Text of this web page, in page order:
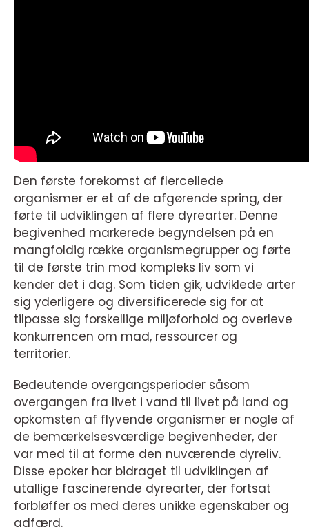
Den første forekomst af flercellede
organismer er et af de afgørende spring, der
førte til udviklingen af flere dyrearter. Denne
begivenhed markerede begyndelsen på en
mangfoldig række organismegrupper og førte
til de første trin mod kompleks liv som vi
kender det i dag. Som tiden gik, udviklede arter
sig yderligere og diversificerede sig for at
tilpasse sig forskellige miljøforhold og overleve
konkurrencen om mad, ressourcer og
territorier.
Bedeutende overgangsperioder såsom
overgangen fra livet i vand til livet på land og
opkomsten af flyvende organismer er nogle af
de bemærkelsesværdige begivenheder, der
var med til at forme den nuværende dyreliv.
Disse epoker har bidraget til udviklingen af
utallige fascinerende dyrearter, der fortsat
forbløffer os med deres unikke egenskaber og
adfærd.